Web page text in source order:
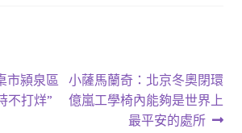
市潁泉區
不打烊”
下
一
小薩馬蘭奇：北京冬奧閉環
億嵐工學椅內能夠是世界上
最平安的處所